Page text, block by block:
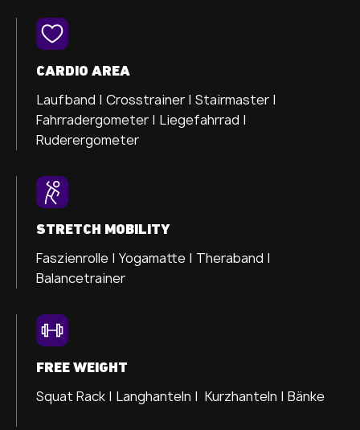
CARDIO AREA
Laufband | Crosstrainer | Stairmaster |
Fahrradergometer | Liegefahrrad |
Ruderergometer
STRETCH MOBILITY
Faszienrolle | Yogamatte | Theraband |
Balancetrainer
FREE WEIGHT
Squat Rack | Langhanteln | Kurzhanteln | Bänke